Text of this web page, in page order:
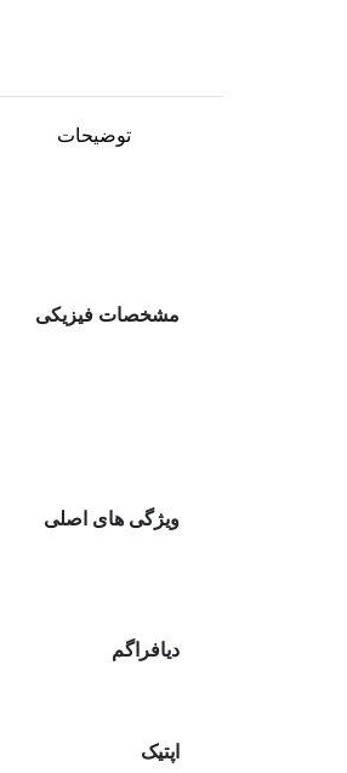
توضیحات
مشخصات فیزیکی
ویژگی های اصلی
دیافراگم
اپتیک